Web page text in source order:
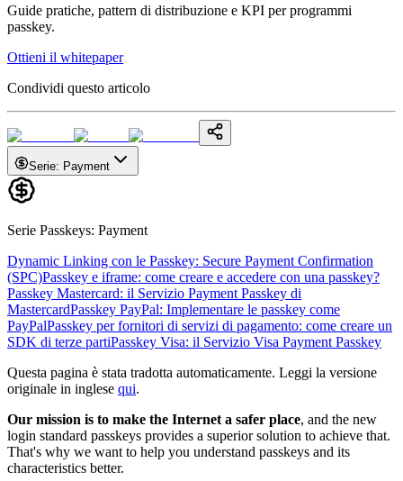
Guide pratiche, pattern di distribuzione e KPI per programmi
passkey.
Ottieni il whitepaper
Condividi questo articolo
Serie: Payment
Serie Passkeys: Payment
Dynamic Linking con le Passkey: Secure Payment Confirmation
(SPC)Passkey e iframe: come creare e accedere con una passkey?
Passkey Mastercard: il Servizio Payment Passkey di
MastercardPasskey PayPal: Implementare le passkey come
PayPalPasskey per fornitori di servizi di pagamento: come creare un
SDK di terze partiPasskey Visa: il Servizio Visa Payment Passkey
Questa pagina è stata tradotta automaticamente. Leggi la versione
originale in inglese qui.
Our mission is to make the Internet a safer place, and the new
login standard passkeys provides a superior solution to achieve that.
That's why we want to help you understand passkeys and its
characteristics better.